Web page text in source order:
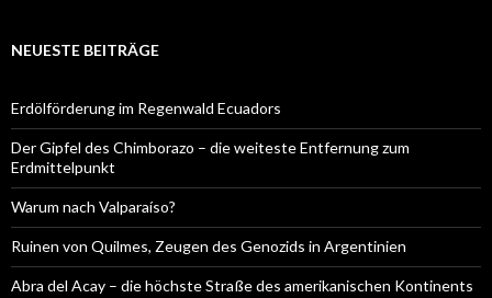
NEUESTE BEITRÄGE
Erdölförderung im Regenwald Ecuadors
Der Gipfel des Chimborazo – die weiteste Entfernung zum
Erdmittelpunkt
Warum nach Valparaíso?
Ruinen von Quilmes, Zeugen des Genozids in Argentinien
Abra del Acay – die höchste Straße des amerikanischen Kontinents